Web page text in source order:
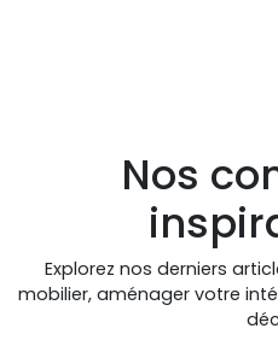
Nos
Explorez nos derniers
mobilier, aménager votre